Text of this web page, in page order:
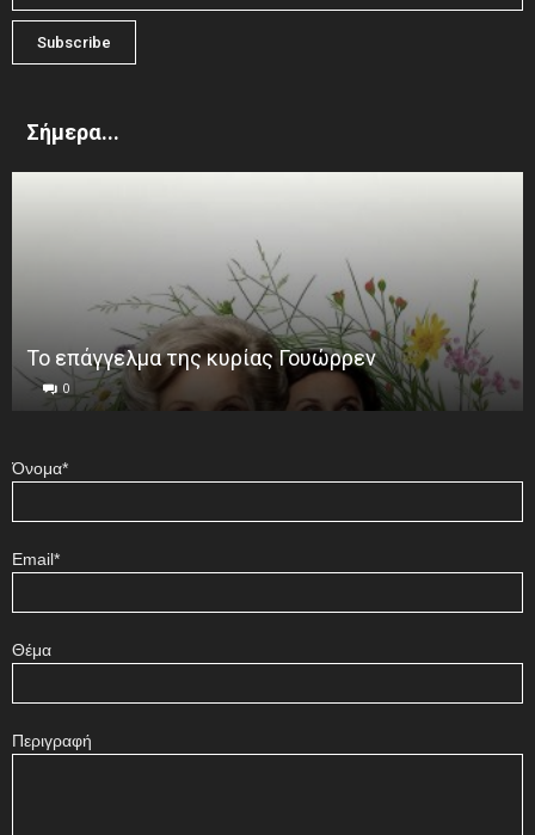
Σήμερα...
Το επάγγελμα της κυρίας Γουώρρεν
0
Όνομα*
Email*
Θέμα
Περιγραφή